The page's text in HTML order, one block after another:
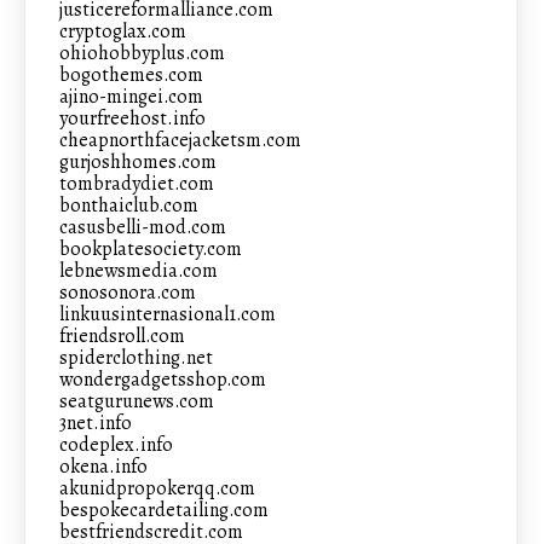
justicereformalliance.com
cryptoglax.com
ohiohobbyplus.com
bogothemes.com
ajino-mingei.com
yourfreehost.info
cheapnorthfacejacketsm.com
gurjoshhomes.com
tombradydiet.com
bonthaiclub.com
casusbelli-mod.com
bookplatesociety.com
lebnewsmedia.com
sonosonora.com
linkuusinternasional1.com
friendsroll.com
spiderclothing.net
wondergadgetsshop.com
seatgurunews.com
3net.info
codeplex.info
okena.info
akunidpropokerqq.com
bespokecardetailing.com
bestfriendscredit.com